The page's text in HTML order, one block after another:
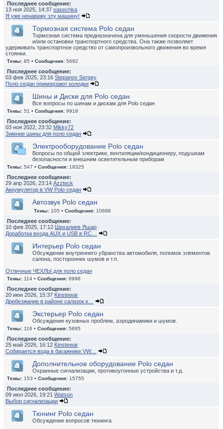
Последнее сообщение:
13 ноя 2025, 14:37 sasechka
Я уже ненавижу эту машину!
Тормозная система Polo седан
Тормозная система предназначена для уменьшения скорости движения
и/или остановки транспортного средства. Она также позволяет
удерживать транспортное средство от самопроизвольного движения во время
стоянки.
Темы: 85 • Сообщения: 5692
Последнее сообщение:
03 фев 2025, 23:16 Stepanov Sergey
Поло седан примерзают колодки
Шины и Диски для Polo седан
Все вопросы по шинам и дискам для Polo седан
Темы: 51 • Сообщения: 9918
Последнее сообщение:
03 ноя 2022, 23:32 Mikky72
Зимние шины для поло седан
Электрооборудование Polo седан
Вопросы по общей электрике, вентиляции/кондиционеру, подушкам
безопасности и внешним осветительным приборам
Темы: 547 • Сообщения: 18325
Последнее сообщение:
29 апр 2026, 23:14 Azzteck
Аккумулятор в VW Polo седан
Автозвук Polo седан
Темы: 105 • Сообщения: 10688
Последнее сообщение:
10 фев 2025, 17:12 Шихалиев Яшар
Доработка входа AUX и USB в RC…
Интерьер Polo седан
Обсуждение внутреннего убранства автомобиля, поломок элементов
салона, посторонних шумов и т.п.
Отличные ЧЕХЛЫ для поло седан
Темы: 114 • Сообщения: 6996
Последнее сообщение:
20 июн 2026, 15:37 Kinstewar
Дребезжание в районе салазок к…
Экстерьер Polo седан
Обсуждение кузовных проблем, аэродинамики и шумов.
Темы: 116 • Сообщения: 5895
Последнее сообщение:
25 май 2026, 16:12 Kinstewar
Собирается вода в багажнике VW…
Дополнительное оборудование Polo седан
Охранные сигнализации, противоугонные устройства и т.д.
Темы: 153 • Сообщения: 15755
Последнее сообщение:
09 июл 2026, 19:21 Watson
Выбор сигнализации
Тюнинг Polo седан
Обсуждение вопросов тюнинга